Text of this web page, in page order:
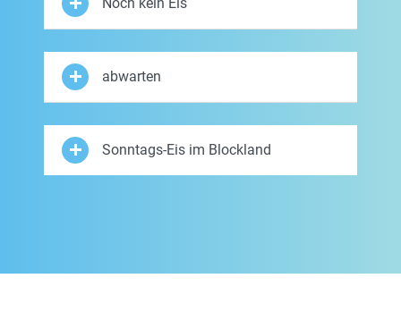
abwarten
Sonntags-Eis im Blockland